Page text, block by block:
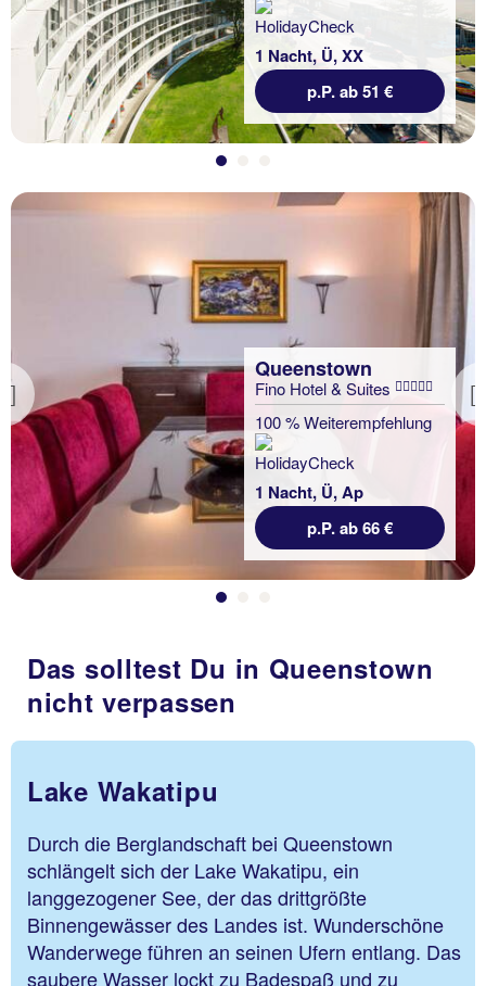
1 Nacht, Ü, XX
p.P. ab 51 €
Previous
Queenstown
Fino Hotel & Suites
100 % Weiterempfehlung
1 Nacht, Ü, Ap
p.P. ab 66 €
Das solltest Du in Queenstown
nicht verpassen
Lake Wakatipu
Durch die Berglandschaft bei Queenstown
schlängelt sich der Lake Wakatipu, ein
langgezogener See, der das drittgrößte
Binnengewässer des Landes ist. Wunderschöne
Wanderwege führen an seinen Ufern entlang. Das
saubere Wasser lockt zu Badespaß und zu